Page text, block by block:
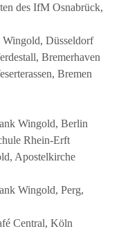
des IfM Osnabrück,
Wingold, Düsseldorf
Bremerhaven
Bremen
Wingold, Berlin
Rhein-Erft
Apostelkirche
Wingold, Perg,
Central, Köln